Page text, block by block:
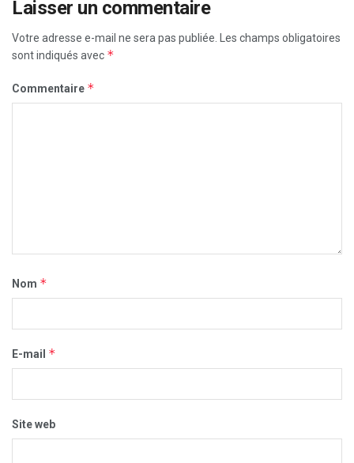
Laisser un commentaire
Votre adresse e-mail ne sera pas publiée.
Les champs obligatoires
sont indiqués avec *
Commentaire *
Nom *
E-mail *
Site web